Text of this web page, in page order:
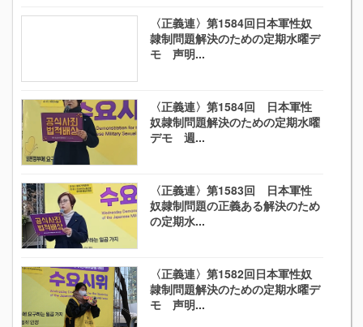
〈正義連〉第1584回日本軍性奴
隷制問題解決のための定期水曜デ
モ 声明...
〈正義連〉第1584回 日本軍性
奴隷制問題解決のための定期水曜
デモ 週...
〈正義連〉第1583回 日本軍性
奴隷制問題の正義ある解決のため
の定期水...
〈正義連〉第1582回日本軍性奴
隷制問題解決のための定期水曜デ
モ 声明...